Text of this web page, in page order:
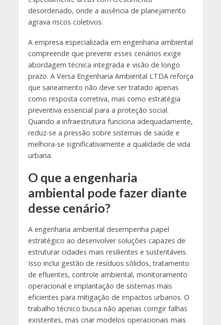
desordenado, onde a ausência de planejamento
agrava riscos coletivos.
A empresa especializada em engenharia ambiental
compreende que prevenir esses cenários exige
abordagem técnica integrada e visão de longo
prazo. A Versa Engenharia Ambiental LTDA reforça
que saneamento não deve ser tratado apenas
como resposta corretiva, mas como estratégia
preventiva essencial para a proteção social.
Quando a infraestrutura funciona adequadamente,
reduz-se a pressão sobre sistemas de saúde e
melhora-se significativamente a qualidade de vida
urbana.
O que a engenharia
ambiental pode fazer diante
desse cenário?
A engenharia ambiental desempenha papel
estratégico ao desenvolver soluções capazes de
estruturar cidades mais resilientes e sustentáveis.
Isso inclui gestão de resíduos sólidos, tratamento
de efluentes, controle ambiental, monitoramento
operacional e implantação de sistemas mais
eficientes para mitigação de impactos urbanos. O
trabalho técnico busca não apenas corrigir falhas
existentes, mas criar modelos operacionais mais